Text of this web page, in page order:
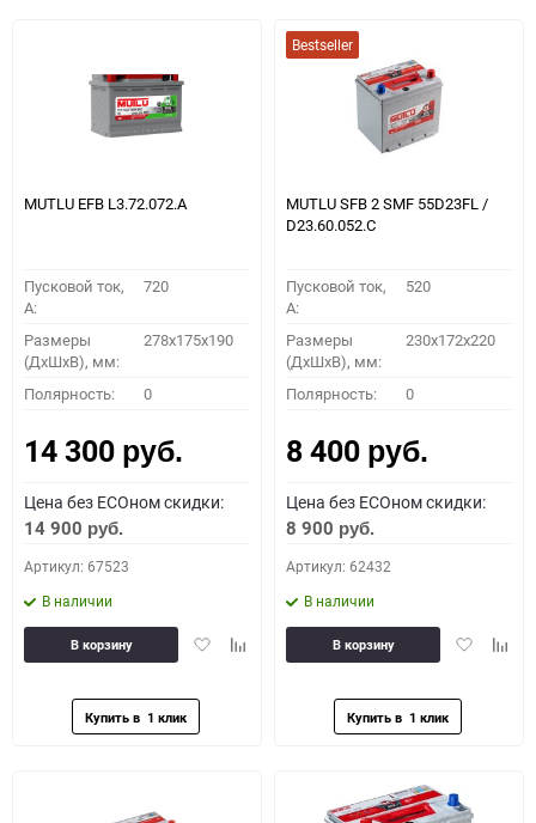
MUTLU EFB L3.72.072.A
Пусковой ток,
A:
720
Размеры
(ДхШхВ), мм:
278x175x190
Полярность: 0
14 300 руб.
Цена без ECOном скидки:
14 900 руб.
Артикул: 67523
В наличии
ДобавитьДобавить
В корзину
Bestseller
MUTLU SFB 2 SMF 55D23FL /
D23.60.052.C
Пусковой ток,
A:
520
Размеры
(ДхШхВ), мм:
230x172x220
Полярность: 0
8 400 руб.
Цена без ECOном скидки:
8 900 руб.
Артикул: 62432
В наличии
Добавить
В корзину